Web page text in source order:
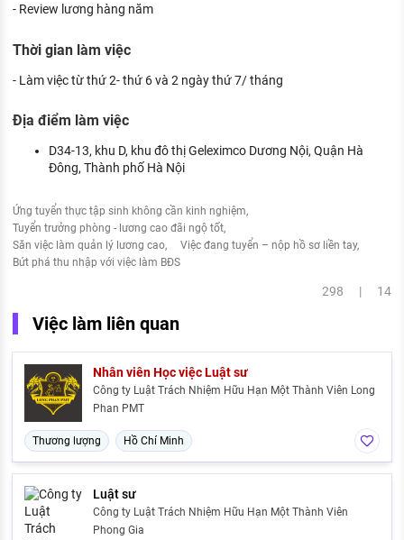
- Review lương hàng năm
Thời gian làm việc
- Làm việc từ thứ 2- thứ 6 và 2 ngày thứ 7/ tháng
Địa điểm làm việc
D34-13, khu D, khu đô thị Geleximco Dương Nội, Quận Hà
Đông, Thành phố Hà Nội
Ứng tuyển thực tập sinh không cần kinh nghiệm
Tuyển trưởng phòng - lương cao đãi ngộ tốt
Săn việc làm quản lý lương cao
Việc đang tuyển – nộp hồ sơ liền tay
Bứt phá thu nhập với việc làm BĐS
298 | 14
Việc làm liên quan
Nhân viên Học việc Luật sư
Công ty Luật Trách Nhiệm Hữu Hạn Một Thành Viên Long
Phan PMT
Thương lượng Hồ Chí Minh
Luật sư
Công ty Luật Trách Nhiệm Hữu Hạn Một Thành Viên
Phong Gia